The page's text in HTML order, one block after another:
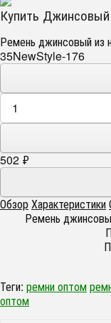
Купить
Ремень джинсовый из
35NewStyle-176
502 ₽
ОбзорХарактеристики
Ремень
Теги: ремни оптом
оптом